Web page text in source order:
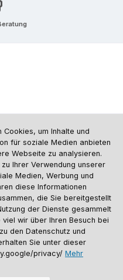
Sporthund Katalog
um Inhalte und
für soziale Medien anbieten
Webseite zu analysieren.
Ihrer Verwendung unserer
Medien, Werbung und
diese Informationen
die Sie bereitgestellt
der Dienste gesammelt
wir über Ihren Besuch bei
den Datenschutz und
Sie unter dieser
privacy/ Mehr